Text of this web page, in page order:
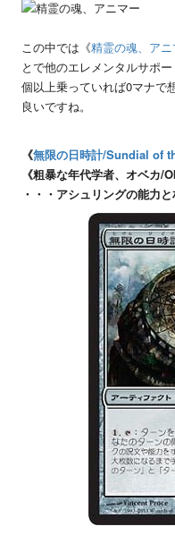
この中では《精霊の魂、アニ
とで他のエレメンタルサポ
個以上乗っていれば0マナで
良いですね。
《無限の日時計/Sundial of
《粗暴な年代学者、オベカ
・・・アシュリングの能力と